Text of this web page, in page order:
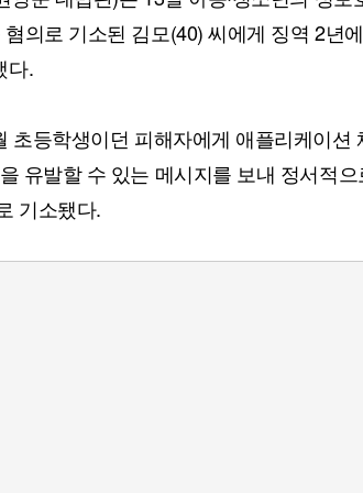
의로 기소된 김모(40) 씨에게 징역 2년
다.
초등학생이던 피해자에게 애플리케이션
유발할 수 있는 메시지를 보내 정서적
기소됐다.